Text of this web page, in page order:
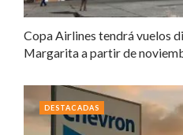
Copa Airlines tendrá vuelos
Margarita a partir de
DESTACADAS